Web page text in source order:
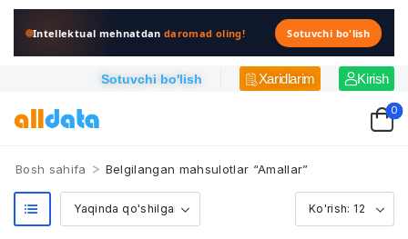
Intellektual mehnatdandaromad oling! Sotuvchi bo'lish
Sotuvchi bo'lish Xaridlarim Kirish
0
Bosh sahifa > Belgilangan mahsulotlar “Amallar”